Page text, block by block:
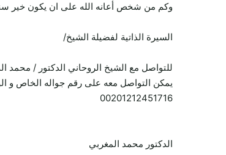
وكم من شخص أعانه الله على ان يكون خير
السيرة الذاتية لفضيلة الشيخ/
للتواصل مع الشيخ الروحاني الدكتور / محمد
يمكن التواصل معه على رقم جواله الخاص و
00201212451716
الدكتور محمد المغربي